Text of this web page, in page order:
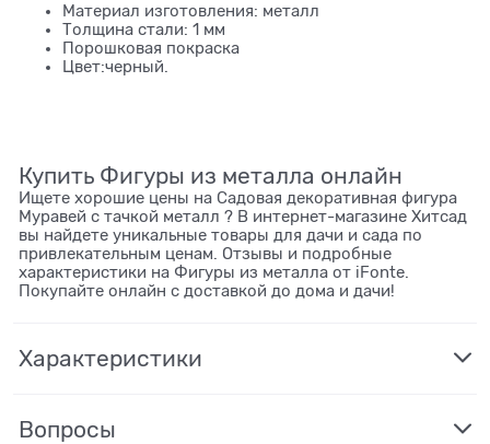
Материал изготовления: металл
Толщина стали: 1 мм
Порошковая покраска
Цвет:черный.
Купить Фигуры из металла онлайн
Ищете хорошие цены на Садовая декоративная фигура
Муравей с тачкой металл ? В интернет-магазине Хитсад
вы найдете уникальные товары для дачи и сада по
привлекательным ценам. Отзывы и подробные
характеристики на Фигуры из металла от iFonte.
Покупайте онлайн с доставкой до дома и дачи!
Характеристики
Вопросы